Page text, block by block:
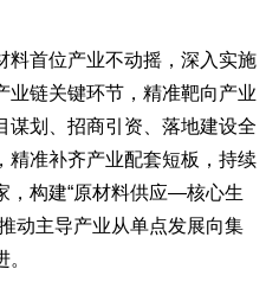
料首位产业不动摇，深入实施
业链关键环节，精准靶向产业
谋划、招商引资、落地建设全
精准补齐产业配套短板，持续
，构建“原材料供应—核心生
动主导产业从单点发展向集